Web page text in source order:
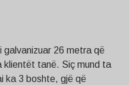
galvanizuar 26 metra që
klientët tanë. Siç mund ta
ka 3 boshte, gjë që